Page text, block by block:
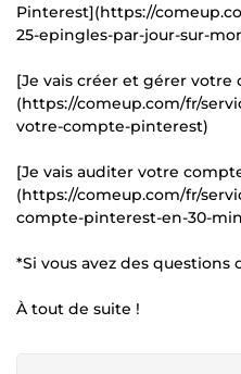
Pinterest](https://
25-epingles-par-jour-sur-
[Je vais créer et gérer
(https://comeup.com/fr/
votre-compte-pinterest)
[Je vais auditer votre
(https://comeup.com/fr/
compte-pinterest-en-30-
*Si vous avez des
À tout de suite !